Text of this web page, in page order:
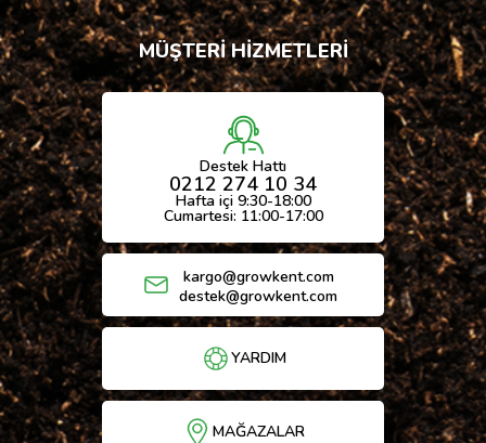
MÜŞTERİ HİZMETLERİ
Destek Hattı
0212 274 10 34
Hafta içi 9:30-18:00
Cumartesi: 11:00-17:00
kargo@growkent.com
destek@growkent.com
YARDIM
MAĞAZALAR